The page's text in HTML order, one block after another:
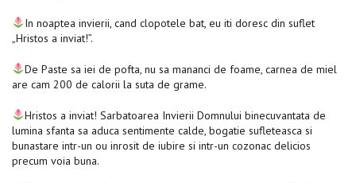
In noaptea invierii, cand clopotele bat, eu iti doresc din suflet
„Hristos a inviat!”.
De Paste sa iei de pofta, nu sa mananci de foame, carnea de miel
are cam 200 de calorii la suta de grame.
Hristos a inviat! Sarbatoarea Invierii Domnului binecuvantata de
lumina sfanta sa aduca sentimente calde, bogatie sufleteasca si
bunastare intr-un ou inrosit de iubire si intr-un cozonac delicios
precum voia buna.